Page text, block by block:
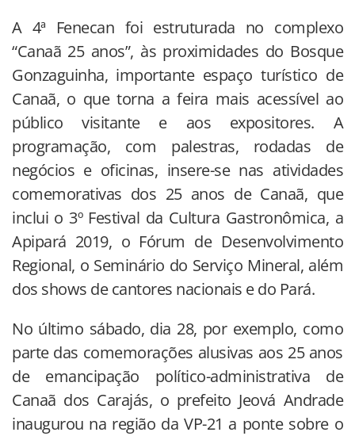
A 4ª Fenecan foi estruturada no complexo
“Canaã 25 anos”, às proximidades do Bosque
Gonzaguinha, importante espaço turístico de
Canaã, o que torna a feira mais acessível ao
público visitante e aos expositores. A
programação, com palestras, rodadas de
negócios e oficinas, insere-se nas atividades
comemorativas dos 25 anos de Canaã, que
inclui o 3º Festival da Cultura Gastronômica, a
Apipará 2019, o Fórum de Desenvolvimento
Regional, o Seminário do Serviço Mineral, além
dos shows de cantores nacionais e do Pará.
No último sábado, dia 28, por exemplo, como
parte das comemorações alusivas aos 25 anos
de emancipação político-administrativa de
Canaã dos Carajás, o prefeito Jeová Andrade
inaugurou na região da VP-21 a ponte sobre o